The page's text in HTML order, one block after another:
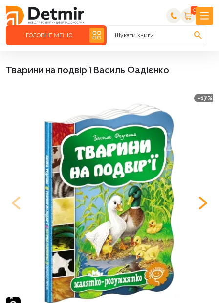
0
ГОЛОВНЕ МЕНЮ Шукати книги
Тварини на подвір’ї Василь Фадієнко
-17%